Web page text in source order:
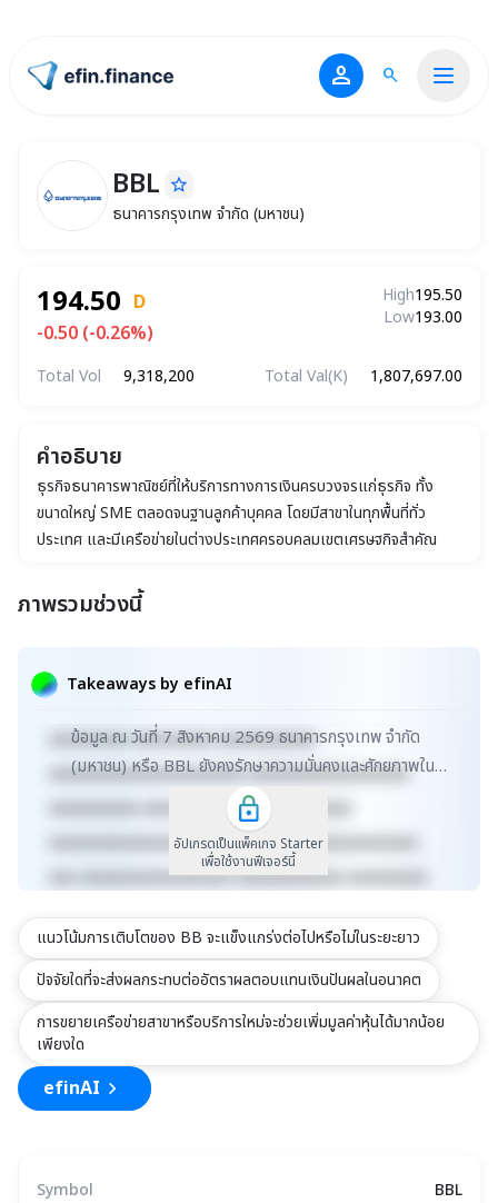
ไปหน้าแรก person search
BBL ธนาคารกรุงเทพ จำกัด (มหาชน)
BBL star_border
ธนาคารกรุงเทพ จำกัด (มหาชน)
194.50 D
-0.50 (-0.26%)
High195.50
Low193.00
Total Vol 9,318,200 Total Val(K) 1,807,697.00
คำอธิบาย
ธุรกิจธนาคารพาณิชย์ที่ให้บริการทางการเงินครบวงจรแก่ธุรกิจ ทั้ง
ขนาดใหญ่ SME ตลอดจนฐานลูกค้าบุคคล โดยมีสาขาในทุกพื้นที่ทั่ว
ประเทศ และมีเครือข่ายในต่างประเทศครอบคลุมเขตเศรษฐกิจสำคัญ
ภาพรวมช่วงนี้
Takeaways by efinAI
xxxxx xxxxxxxxxxxxxxxxxxxxxxxxxxxxxx
xxxxxxxxxxxxxxxxxx xxxxxxxxxxxxxxx xxxxx
xxxxxxxxx xxxxxxxxx xxxxxxxxxxx
xxxxxxxxxxxxxxxxxxxxxx xxxxxxxxxxxxxxxxxx
xxxxxxxxxx xxxxxxxxxxxxx xxxxxxxxxx
xxxxxxxxxxxxxxxxxxxxxxxxxx xxxxxxxxxxxxxxx
xxx xxxxxxxxxxxxxxxxx xxxxxxxxxxxx xxxxxxxxx
xxxxxxxxxxx xxxxxxxx xxxxxxxxxxxxxxxxxxxxxxx
xxxxxxxxxxxxxxxxxxx xxxxx
xxxxxxxxxxxxxxxxxxxxxxxxxxxxxx
ข้อมูล ณ วันที่ 7 สิงหาคม 2569 ธนาคารกรุงเทพ จำกัด
(มหาชน) หรือ BBL ยังคงรักษาความมั่นคงและศักยภาพใน
ธุรกิจธนาคารพาณิชย์ครบวงจร ด้วยมูลค่าตลาดที่เพิ่มข...
อัปเกรดเป็นแพ็คเกจ Starter
เพื่อใช้งานฟีเจอร์นี้
แนวโน้มการเติบโตของ BB จะแข็งแกร่งต่อไปหรือไม่ในระยะยาว
ปัจจัยใดที่จะส่งผลกระทบต่ออัตราผลตอบแทนเงินปันผลในอนาคต
การขยายเครือข่ายสาขาหรือบริการใหม่จะช่วยเพิ่มมูลค่าหุ้นได้มากน้อย
เพียงใด
efinAI
Symbol
BBL